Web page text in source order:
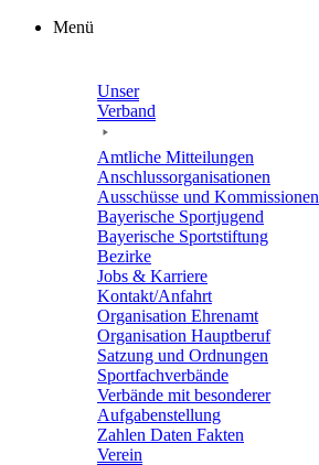
Zum
Menü
Unser
Verband
Amtli­che Mitteilungen
Anschluss­or­ga­ni­sa­tio­nen
Ausschüsse und Kommissionen
Baye­ri­sche Sportjugend
Baye­ri­sche Sportstiftung
Bezirke
Jobs & Karriere
Kontakt/​​Anfahrt
Orga­ni­sa­tion Ehrenamt
Orga­ni­sa­tion Hauptberuf
Satzung und Ordnungen
Sport­fach­ver­bände
Verbände mit beson­de­rer
Aufgabenstellung
Zahlen Daten Fakten
Verein